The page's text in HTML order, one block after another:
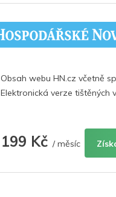
Obsah webu HN.cz včetně
Elektronická verze tištěných
199 Kč / měsíc